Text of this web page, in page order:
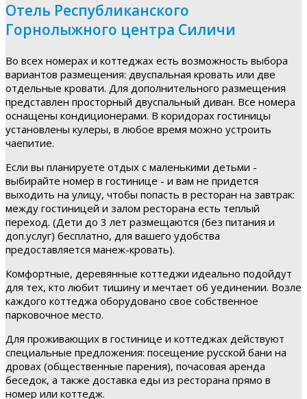
Отель Республиканского
Горнолыжного центра Силичи
Во всех номерах и коттеджах есть возможность выбора
вариантов размещения: двуспальная кровать или две
отдельные кровати. Для дополнительного размещения
представлен просторный двуспальный диван. Все номера
оснащены кондиционерами. В коридорах гостиницы
установлены кулеры, в любое время можно устроить
чаепитие.
Если вы планируете отдых с маленькими детьми -
выбирайте номер в гостинице - и вам не придется
выходить на улицу, чтобы попасть в ресторан на завтрак:
между гостиницей и залом ресторана есть теплый
переход. (Дети до 3 лет размещаются (без питания и
доп.услуг) бесплатно, для вашего удобства
предоставляется манеж-кровать).
Комфортные, деревянные коттеджи идеально подойдут
для тех, кто любит тишину и мечтает об уединении. Возле
каждого коттеджа оборудовано свое собственное
парковочное место.
Для проживающих в гостинице и коттеджах действуют
специальные предложения: посещение русской бани на
дровах (общественные парения), почасовая аренда
беседок, а также доставка еды из ресторана прямо в
номер или коттедж.